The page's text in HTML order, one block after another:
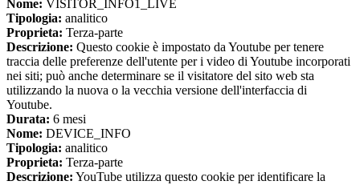
Nome: VISITOR_INFO1_LIVE
Tipologia: analitico
Proprieta: Terza-parte
Descrizione: Questo cookie è impostato da Youtube per tenere
traccia delle preferenze dell'utente per i video di Youtube incorporati
nei siti; può anche determinare se il visitatore del sito web sta
utilizzando la nuova o la vecchia versione dell'interfaccia di
Youtube.
Durata: 6 mesi
Nome: DEVICE_INFO
Tipologia: analitico
Proprieta: Terza-parte
Descrizione: YouTube utilizza questo cookie per identificare la